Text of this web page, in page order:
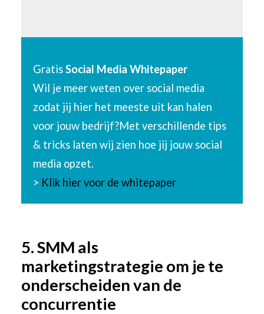
GratisSocial Media Whitepaper
Wil je meer weten over social media
zodat jij hier het meeste uit kan halen
voor jouw bedrijf?Met verschillende tips
& tricks laten wij zien hoe jij jouw social
media opzet.
> Klik hier voor de whitepaper
5. SMM als
marketingstrategie om je te
onderscheiden van de
concurrentie